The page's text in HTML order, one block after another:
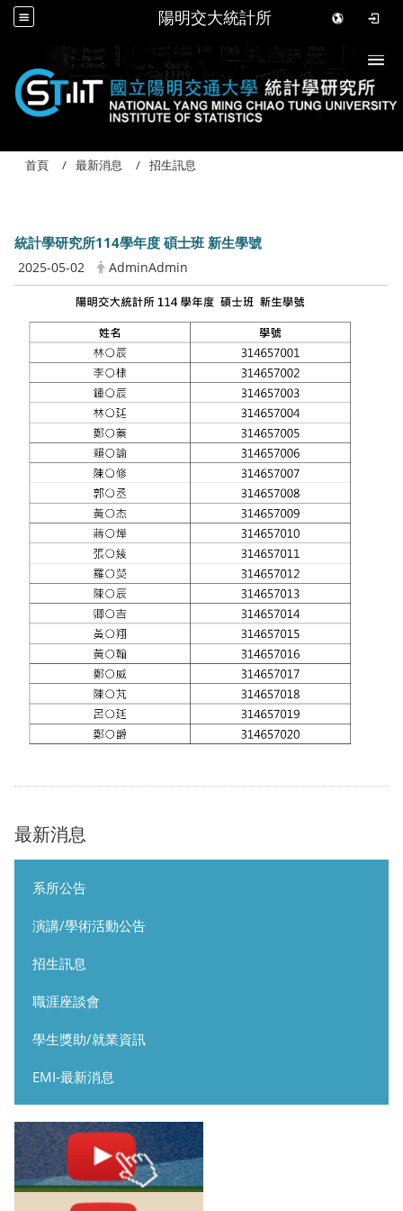
陽明交大統計所
最新消息
系所公告
演講/學術活動公告
招生訊息
職涯座談會
學生獎助/就業資訊
EMI-最新消息
首頁 最新消息 招生訊息
統計學研究所114學年度 碩士班 新生學號
2025-05-02 AdminAdmin